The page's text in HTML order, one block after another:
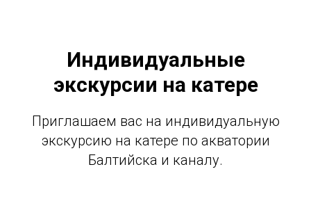
Индивидуальные
экскурсии на катере
Приглашаем вас на индивидуальную
экскурсию на катере по акватории
Балтийска и каналу.